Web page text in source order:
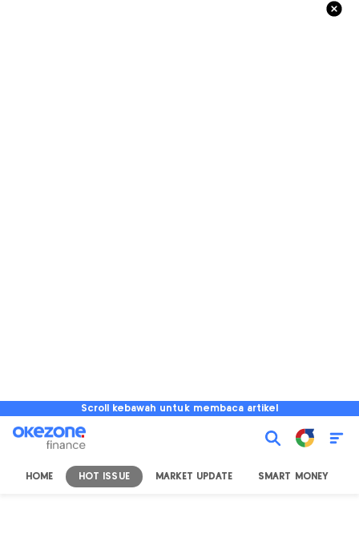
Scroll kebawah untuk membaca artikel
HOME HOT ISSUE MARKET UPDATE SMART MONEY